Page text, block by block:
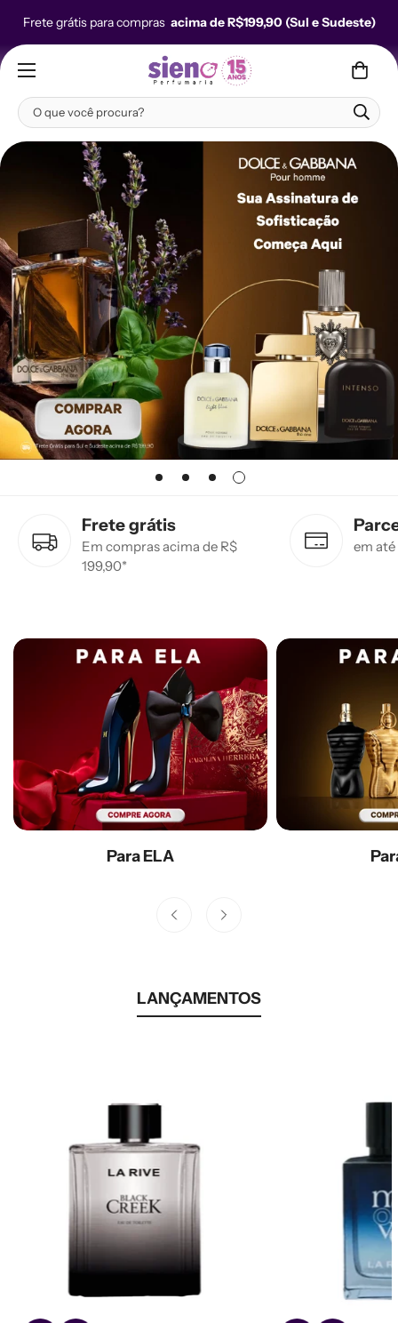
Frete grátis para compras acima de R$199,90 (Sul e Sudeste)
Frete grátis
Em compras acima de R$
199,90*
em até
Para ELA
LANÇAMENTOS